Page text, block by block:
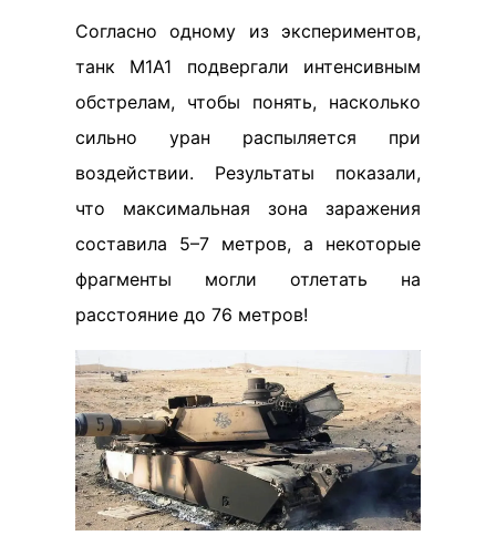
Согласно одному из экспериментов,
танк М1А1 подвергали интенсивным
обстрелам, чтобы понять, насколько
сильно уран распыляется при
воздействии. Результаты показали,
что максимальная зона заражения
составила 5–7 метров, а некоторые
фрагменты могли отлетать на
расстояние до 76 метров!